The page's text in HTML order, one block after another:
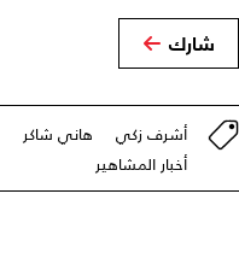
شارك
أشرف زكي هاني شاكر
أخبار المشاهير